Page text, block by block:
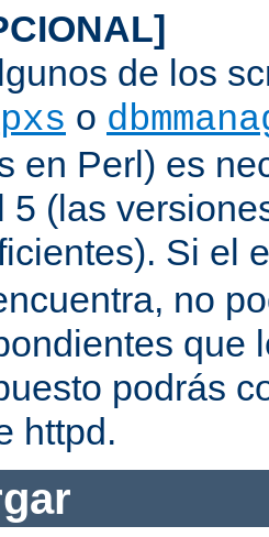
de los
o
en Perl) es
5 (las
Si el
no
que
podrás
httpd.